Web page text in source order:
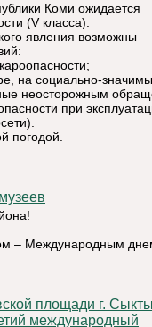
Коми ожидается
(V класса).
явления возможны
на социально-
неосторожным
при
погодой.
– Международным
международный